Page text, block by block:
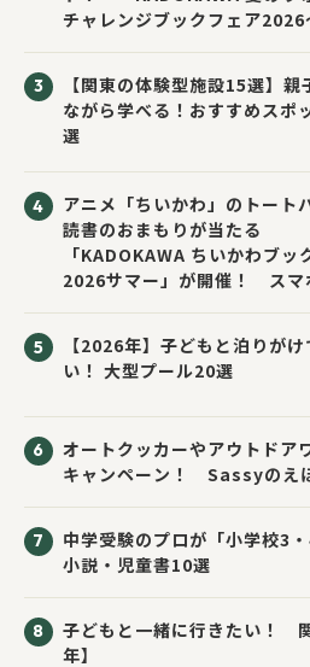
チャレンジブックフェア2026
【関東の体験型施設15選】親
ながら学べる！おすすめスポ
選
アニメ「ちいかわ」のトート
読書のおまもりが当たる
「KADOKAWA ちいかわブッ
2026サマー」が開催！ スマ
【2026年】子どもと泊りが
い！ 大型プール20選
オートクッカーやアウトドア
キャンペーン！ Sassyのえ
中学受験のプロが「小学校3
小説・児童書10選
子どもと一緒に行きたい！
年】